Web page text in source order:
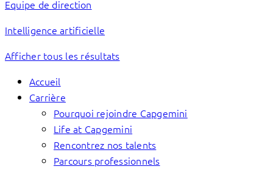
Equipe de direction
Intelligence artificielle
Afficher tous les résultats
Accueil
Carrière
Pourquoi rejoindre Capgemini
Life at Capgemini
Rencontrez nos talents
Parcours professionnels